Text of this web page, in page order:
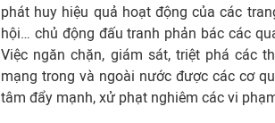
phát huy hiệu quả hoạt động của các
hội… chủ động đấu tranh phản bác các
Việc ngăn chặn, giám sát, triệt phá các
mạng trong và ngoài nước được các cơ
tâm đẩy mạnh, xử phạt nghiêm các vi